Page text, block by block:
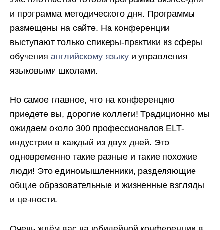
и программа методического дня. Программы
размещены на сайте. На конференции
выступают только спикеры-практики из сферы
обучения английскому языку и управления
языковыми школами.
Но самое главное, что на конференцию
приедете вы, дорогие коллеги! Традиционно мы
ожидаем около 300 профессионалов ELT-
индустрии в каждый из двух дней. Это
одновременно такие разные и такие похожие
люди! Это единомышленники, разделяющие
общие образовательные и жизненные взгляды
и ценности.